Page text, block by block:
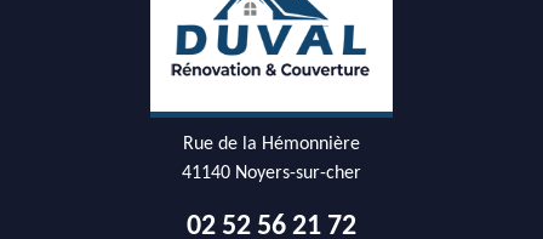
Rue de la Hémonnière
41140 Noyers-sur-cher
02 52 56 21 72